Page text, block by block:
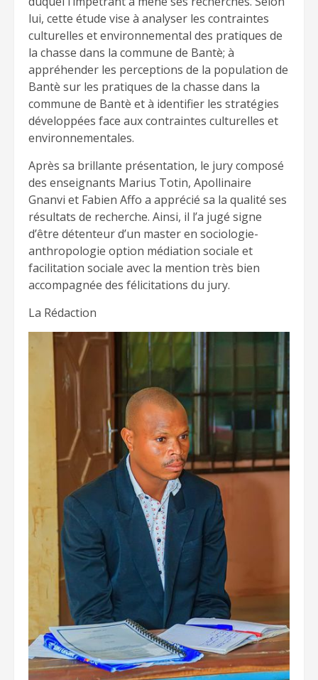
lui, cette étude vise à analyser les contraintes
culturelles et environnemental des pratiques de
la chasse dans la commune de Bantè; à
appréhender les perceptions de la population de
Bantè sur les pratiques de la chasse dans la
commune de Bantè et à identifier les stratégies
développées face aux contraintes culturelles et
environnementales.
Après sa brillante présentation, le jury composé
des enseignants Marius Totin, Apollinaire
Gnanvi et Fabien Affo a apprécié sa la qualité ses
résultats de recherche. Ainsi, il l’a jugé signe
d’être détenteur d’un master en sociologie-
anthropologie option médiation sociale et
facilitation sociale avec la mention très bien
accompagnée des félicitations du jury.
La Rédaction